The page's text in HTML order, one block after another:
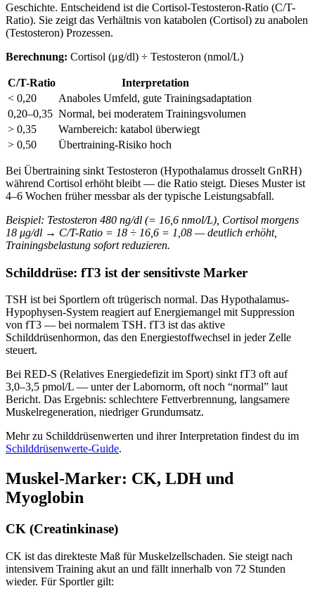
Geschichte. Entscheidend ist die Cortisol-Testosteron-Ratio (C/T-
Ratio). Sie zeigt das Verhältnis von katabolen (Cortisol) zu anabolen
(Testosteron) Prozessen.
Berechnung: Cortisol (μg/dl) ÷ Testosteron (nmol/L)
C/T-Ratio
Interpretation
< 0,20
Anaboles Umfeld, gute Trainingsadaptation
0,20–0,35 Normal, bei moderatem Trainingsvolumen
> 0,35
Warnbereich: katabol überwiegt
> 0,50
Übertraining-Risiko hoch
Bei Übertraining sinkt Testosteron (Hypothalamus drosselt GnRH)
während Cortisol erhöht bleibt — die Ratio steigt. Dieses Muster ist
4–6 Wochen früher messbar als der typische Leistungsabfall.
Beispiel: Testosteron 480 ng/dl (= 16,6 nmol/L), Cortisol morgens
18 μg/dl → C/T-Ratio = 18 ÷ 16,6 = 1,08 — deutlich erhöht,
Trainingsbelastung sofort reduzieren.
Schilddrüse: fT3 ist der sensitivste Marker
TSH ist bei Sportlern oft trügerisch normal. Das Hypothalamus-
Hypophysen-System reagiert auf Energiemangel mit Suppression
von fT3 — bei normalem TSH. fT3 ist das aktive
Schilddrüsenhormon, das den Energiestoffwechsel in jeder Zelle
steuert.
Bei RED-S (Relatives Energiedefizit im Sport) sinkt fT3 oft auf
3,0–3,5 pmol/L — unter der Labornorm, oft noch “normal” laut
Bericht. Das Ergebnis: schlechtere Fettverbrennung, langsamere
Muskelregeneration, niedriger Grundumsatz.
Mehr zu Schilddrüsenwerten und ihrer Interpretation findest du im
Schilddrüsenwerte-Guide.
Muskel-Marker: CK, LDH und
Myoglobin
CK (Creatinkinase)
CK ist das direkteste Maß für Muskelzellschaden. Sie steigt nach
intensivem Training akut an und fällt innerhalb von 72 Stunden
wieder. Für Sportler gilt: